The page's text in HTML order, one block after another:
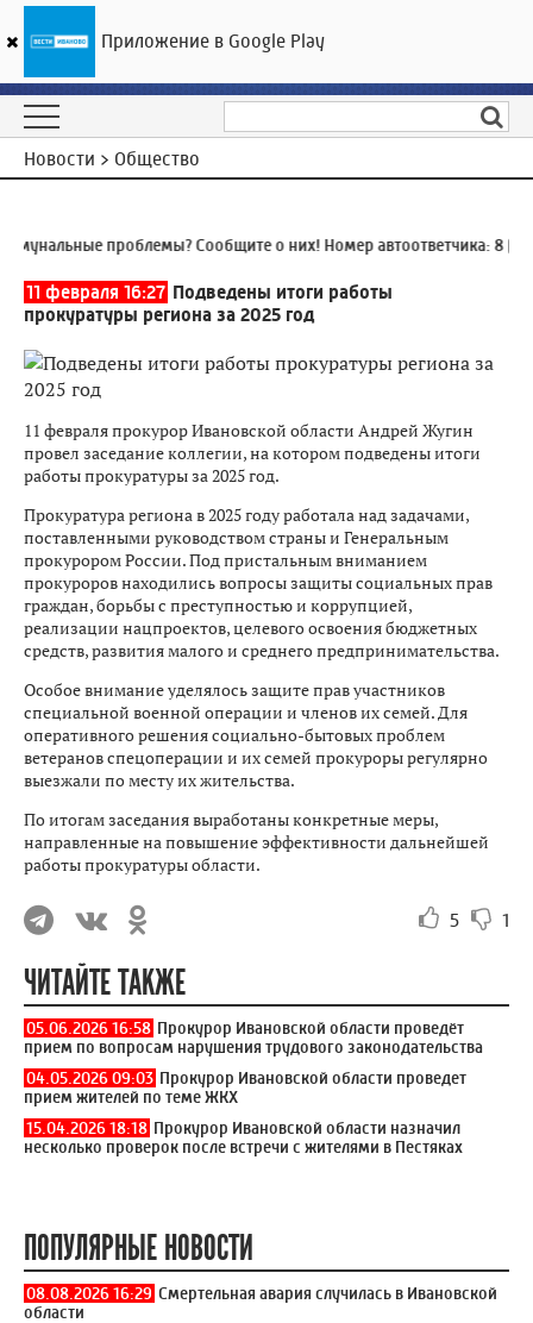
ГТРК «Ивтелерадио»
Новости > Общество
проблемы? Сообщите о них! Номер автоответчика:8
11 февраля 16:27 Подведены итоги работы
прокуратуры региона за 2025 год
11 февраля прокурор Ивановской области Андрей Жугин
провел заседание коллегии, на котором подведены итоги
работы прокуратуры за 2025 год.
Прокуратура региона в 2025 году работала над задачами,
поставленными руководством страны и Генеральным
прокурором России. Под пристальным вниманием
прокуроров находились вопросы защиты социальных прав
граждан, борьбы с преступностью и коррупцией,
реализации нацпроектов, целевого освоения бюджетных
средств, развития малого и среднего предпринимательства.
Особое внимание уделялось защите прав участников
специальной военной операции и членов их семей. Для
оперативного решения социально-бытовых проблем
ветеранов спецоперации и их семей прокуроры регулярно
выезжали по месту их жительства.
По итогам заседания выработаны конкретные меры,
направленные на повышение эффективности дальнейшей
работы прокуратуры области.
5 1
ЧИТАЙТЕ ТАКЖЕ
05.06.2026 16:58 Прокурор Ивановской области проведёт
прием по вопросам нарушения трудового законодательства
04.05.2026 09:03 Прокурор Ивановской области проведет
прием жителей по теме ЖКХ
15.04.2026 18:18 Прокурор Ивановской области назначил
несколько проверок после встречи с жителями в Пестяках
ПОПУЛЯРНЫЕ НОВОСТИ
08.08.2026 16:29 Смертельная авария случилась в Ивановской
области
Приложение в Google Play